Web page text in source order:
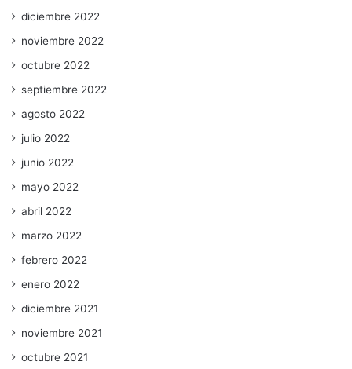
diciembre 2022
noviembre 2022
octubre 2022
septiembre 2022
agosto 2022
julio 2022
junio 2022
mayo 2022
abril 2022
marzo 2022
febrero 2022
enero 2022
diciembre 2021
noviembre 2021
octubre 2021